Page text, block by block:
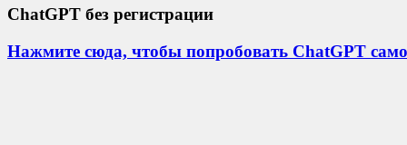
ChatGPT без регистрации
Нажмите сюда, чтобы попробовать ChatGPT